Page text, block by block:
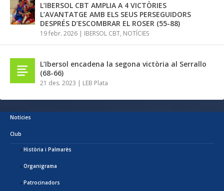
L’IBERSOL CBT AMPLIA A 4 VICTÒRIES
L’AVANTATGE AMB ELS SEUS PERSEGUIDORS
DESPRÉS D’ESCOMBRAR EL ROSER (55-88)
19 febr. 2026 | IBERSOL CBT, NOTÍCIES
L’Ibersol encadena la segona victòria al Serrallo
(68-66)
21 des. 2023 | LEB Plata
Notícies
Club
Història i Palmarès
Organigrama
Patrocinadors